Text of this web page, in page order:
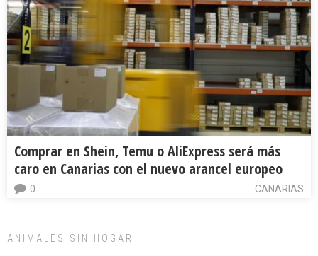
Comprar en Shein, Temu o AliExpress será más
caro en Canarias con el nuevo arancel europeo
CANARIAS
0
ANIMALES SIN HOGAR